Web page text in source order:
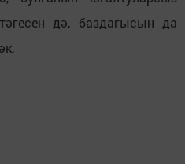
дә, баздагысын да